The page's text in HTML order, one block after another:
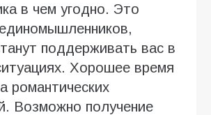
в чем угодно. Это
поддерживать вас в
Хорошее время
романтических
Возможно получение